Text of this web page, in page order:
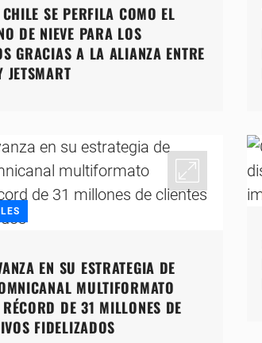
SE PERFILA COMO EL
DE NIEVE PARA LOS
GRACIAS A LA ALIANZA ENTRE
JETSMART
EN SU ESTRATEGIA DE
MULTIFORMATO
DE 31 MILLONES DE
FIDELIZADOS